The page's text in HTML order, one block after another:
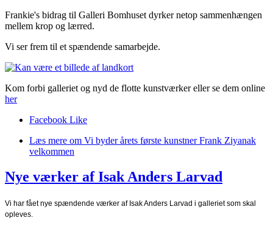
Frankie's bidrag til Galleri Bomhuset dyrker netop sammenhængen
mellem krop og lærred.
Vi ser frem til et spændende samarbejde.
Kom forbi galleriet og nyd de flotte kunstværker eller se dem online
her
Facebook Like
Læs mere om Vi byder årets første kunstner Frank Ziyanak
velkommen
Nye værker af Isak Anders Larvad
Vi har fået nye spændende værker af Isak Anders Larvad i galleriet som skal
opleves.